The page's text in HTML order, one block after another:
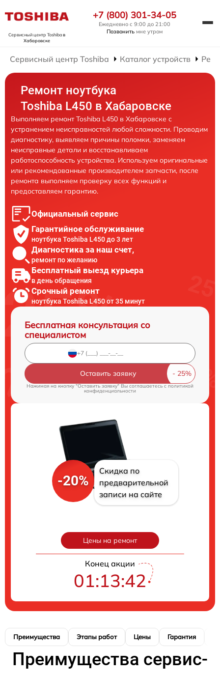
Сервисный центр Toshibaв
Хабаровске
+7 (800) 301-34-05
Ежедневно с 9:00 до 21:00
Позвонить мне утром
Сервисный центр Toshiba Каталог устройств
Ремонт ноутбука
Toshiba L450 в Хабаровске
Выполняем ремонт Toshiba L450 в Хабаровске с
устранением неисправностей любой сложности. Проводим
диагностику, выявляем причины поломки, заменяем
неисправные детали и восстанавливаем
работоспособность устройства. Используем оригинальные
или рекомендованные производителем запчасти, после
ремонта выполняем проверку всех функций и
предоставляем гарантию.
Официальный сервис
Гарантийное обслуживание
ноутбука Toshiba L450 до 3 лет
Диагностика за наш счет,
ремонт по желанию
Бесплатный выезд курьера
в день обращения
Срочный ремонт
ноутбука Toshiba L450 от 35 минут
Бесплатная консультация со
специалистом
Оставить заявку
Нажимая на кнопку "Оставить заявку" Вы соглашаетесь cполитикой
конфиденциальности
-20%
Скидка по
предварительной
записи на сайте
Цены на ремонт
Конец акции
01:13:40
Преимущества Этапы работ Цены Гарантия
Преимущества сервис-